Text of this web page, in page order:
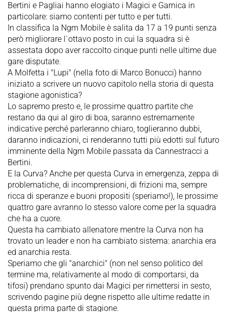
Bertini e Pagliai hanno elogiato i Magici e Garnica in
particolare: siamo contenti per tutto e per tutti.
In classifica la Ngm Mobile è salita da 17 a 19 punti senza
però migliorare l´ottavo posto in cui la squadra si è
assestata dopo aver raccolto cinque punti nelle ultime due
gare disputate.
A Molfetta i "Lupi" (nella foto di Marco Bonucci) hanno
iniziato a scrivere un nuovo capitolo nella storia di questa
stagione agonistica?
Lo sapremo presto e, le prossime quattro partite che
restano da qui al giro di boa, saranno estremamente
indicative perché parleranno chiaro, toglieranno dubbi,
daranno indicazioni, ci renderanno tutti più edotti sul futuro
imminente della Ngm Mobile passata da Cannestracci a
Bertini.
E la Curva? Anche per questa Curva in emergenza, zeppa di
problematiche, di incomprensioni, di frizioni ma, sempre
ricca di speranze e buoni propositi (speriamo!), le prossime
quattro gare avranno lo stesso valore come per la squadra
che ha a cuore.
Questa ha cambiato allenatore mentre la Curva non ha
trovato un leader e non ha cambiato sistema: anarchia era
ed anarchia resta.
Speriamo che gli "anarchici" (non nel senso politico del
termine ma, relativamente al modo di comportarsi, da
tifosi) prendano spunto dai Magici per rimettersi in sesto,
scrivendo pagine più degne rispetto alle ultime redatte in
questa prima parte di stagione.